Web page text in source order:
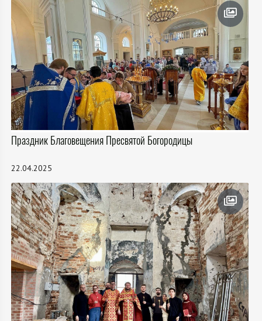
Праздник Благовещения Пресвятой Богородицы
22.04.2025